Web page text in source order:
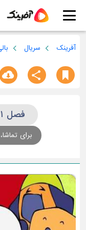
آفرینک سریال
فصل ۱ : چندان آسونم نیست
برای